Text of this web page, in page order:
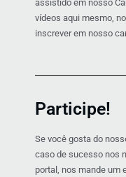
assistido em nosso
vídeos aqui mesmo,
inscrever em nosso
Participe!
Se você gosta do
caso de sucesso nos
portal, nos mande um